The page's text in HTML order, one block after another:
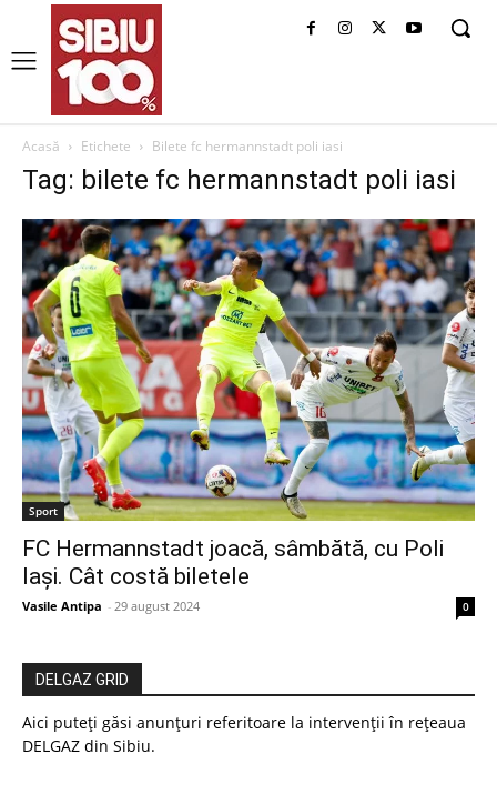
Acasă Etichete Bilete fc hermannstadt poli iasi
Tag: bilete fc hermannstadt poli iasi
Sport
FC Hermannstadt joacă, sâmbătă, cu Poli
Iași. Cât costă biletele
Vasile Antipa - 29 august 2024 0
DELGAZ GRID
Aici puteți găsi anunțuri referitoare la intervenții în rețeaua
DELGAZ din Sibiu.